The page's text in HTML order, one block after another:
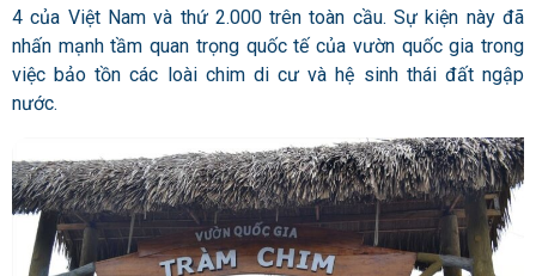
4 của Việt Nam và thứ 2.000 trên toàn cầu. Sự kiện này đã
nhấn mạnh tầm quan trọng quốc tế của vườn quốc gia trong
việc bảo tồn các loài chim di cư và hệ sinh thái đất ngập
nước.